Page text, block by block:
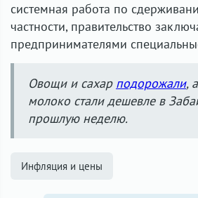
системная работа по
частности, правительство
предпринимателями
Овощи и сахар подорожали,
молоко стали дешевле в
прошлую неделю.
Инфляция и цены